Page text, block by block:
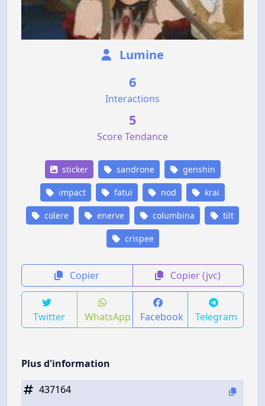
Lumine
6
Interactions
5
Score Tendance
sticker sandrone genshin
impact fatui nod krai
colere enerve columbina tilt
crispee
Copier Copier (jvc)
Twitter WhatsApp Facebook Telegram
Plus d'information
437164